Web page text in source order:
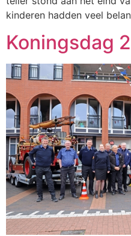
kinderen hadden veel
Koningsdag